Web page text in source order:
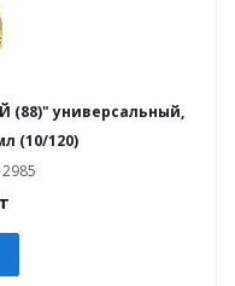
универсальный,
(10/120)